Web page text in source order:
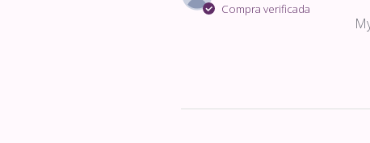
Compra verificada